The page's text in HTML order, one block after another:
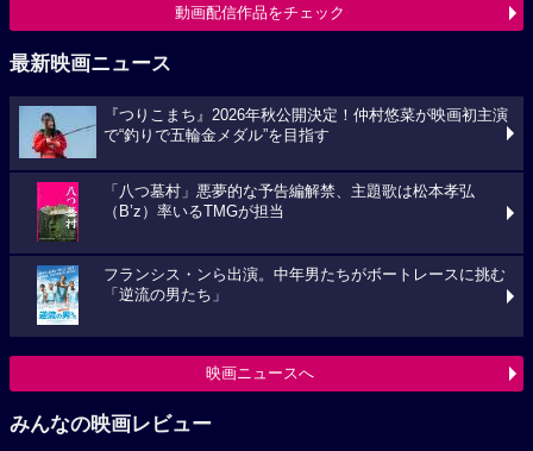
動画配信作品をチェック
最新映画ニュース
『つりこまち』2026年秋公開決定！仲村悠菜が映画初主演
で“釣りで五輪金メダル”を目指す
「八つ墓村」悪夢的な予告編解禁、主題歌は松本孝弘
（B’z）率いるTMGが担当
フランシス・ンら出演。中年男たちがボートレースに挑む
「逆流の男たち」
映画ニュースへ
みんなの映画レビュー